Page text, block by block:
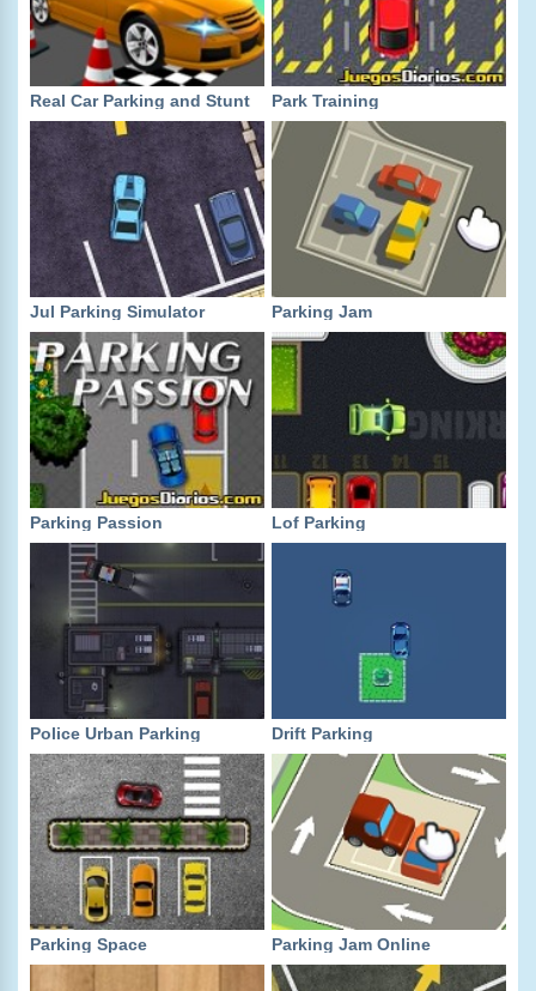
Real Car Parking and Stunt Park Training
Jul Parking Simulator Parking Jam
Parking Passion Lof Parking
Police Urban Parking Drift Parking
Parking Space Parking Jam Online